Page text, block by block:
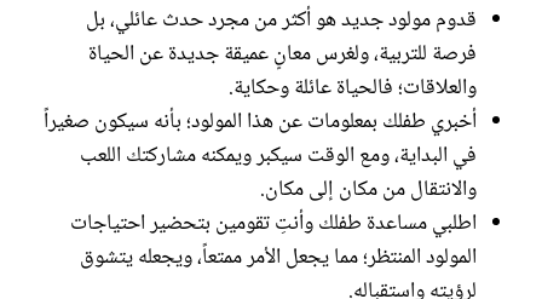
قدوم مولود جديد هو أكثر من مجرد حدث عائلي، بل
فرصة للتربية، ولغرس معانٍ عميقة جديدة عن الحياة
والعلاقات؛ فالحياة عائلة وحكاية.
أخبري طفلك بمعلومات عن هذا المولود؛ بأنه سيكون صغيراً
في البداية، ومع الوقت سيكبر ويمكنه مشاركتك اللعب
والانتقال من مكان إلى مكان.
اطلبي مساعدة طفلك وأنتِ تقومين بتحضير احتياجات
المولود المنتظر؛ مما يجعل الأمر ممتعاً، ويجعله يتشوق
لرؤيته واستقباله.